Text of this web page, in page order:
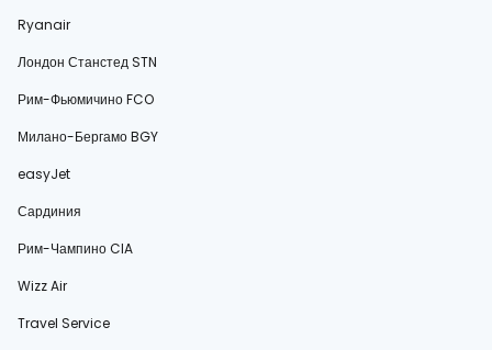
Ryanair
Лондон Станстед STN
Рим-Фьюмичино FCO
Милано-Бергамо BGY
easyJet
Сардиния
Рим-Чампино CIA
Wizz Air
Travel Service